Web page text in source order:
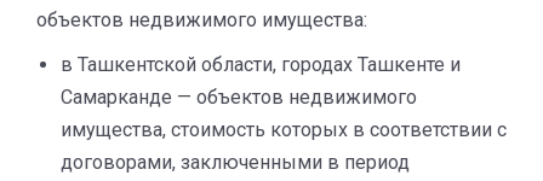
объектов недвижимого имущества:
в Ташкентской области, городах Ташкенте и
Самарканде — объектов недвижимого
имущества, стоимость которых в соответствии с
договорами, заключенными в период